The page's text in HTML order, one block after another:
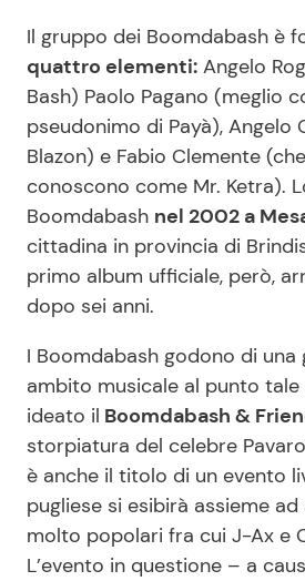
Info
Chi siamo
Disclaimer e Privacy
Redazione
Contattaci
Pubblicità
Privacy Policy
Il gruppo dei Boomdabash è
quattro elementi: Angelo
Bash) Paolo Pagano (meglio
pseudonimo di Payà), Angelo
Blazon) e Fabio Clemente
conoscono come Mr. Ketra).
Boomdabash nel 2002 a
cittadina in provincia di
primo album ufficiale, però,
dopo sei anni.
I Boomdabash godono di una
ambito musicale al punto tale
ideato il Boomdabash &
storpiatura del celebre
è anche il titolo di un evento
pugliese si esibirà assieme
molto popolari fra cui J-Ax e
L’evento in questione – a